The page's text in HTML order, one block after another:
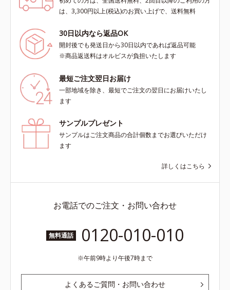
は、3,300円以上(税込)のお買い上げで、送料無料
30日以内なら返品OK
開封後でも発送日から30日以内であれば返品可能
※商品返送料はオルビスが負担いたします
最短ご注文翌日お届け
一部地域を除き、最短でご注文の翌日にお届けいたし
ます
サンプルプレゼント
サンプルはご注文商品の合計個数までお選びいただけ
ます
詳しくはこちら
お電話でのご注文・お問い合わせ
無料通話 0120-010-010
午前9時より午後7時まで
よくあるご質問・お問い合わせ